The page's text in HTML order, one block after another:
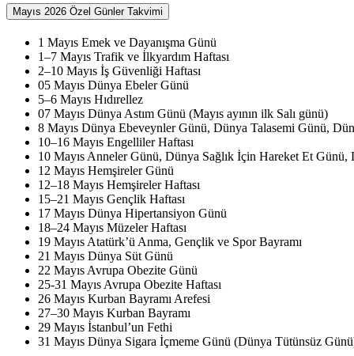
Mayıs 2026 Özel Günler Takvimi
1 Mayıs Emek ve Dayanışma Günü
1–7 Mayıs Trafik ve İlkyardım Haftası
2–10 Mayıs İş Güvenliği Haftası
05 Mayıs Dünya Ebeler Günü
5–6 Mayıs Hıdırellez
07 Mayıs Dünya Astım Günü (Mayıs ayının ilk Salı günü)
8 Mayıs Dünya Ebeveynler Günü, Dünya Talasemi Günü,
10–16 Mayıs Engelliler Haftası
10 Mayıs Anneler Günü, Dünya Sağlık İçin Hareket Et
12 Mayıs Hemşireler Günü
12–18 Mayıs Hemşireler Haftası
15–21 Mayıs Gençlik Haftası
17 Mayıs Dünya Hipertansiyon Günü
18–24 Mayıs Müzeler Haftası
19 Mayıs Atatürk’ü Anma, Gençlik ve Spor Bayramı
21 Mayıs Dünya Süt Günü
22 Mayıs Avrupa Obezite Günü
25-31 Mayıs Avrupa Obezite Haftası
26 Mayıs Kurban Bayramı Arefesi
27–30 Mayıs Kurban Bayramı
29 Mayıs İstanbul’un Fethi
31 Mayıs Dünya Sigara İçmeme Günü (Dünya Tütünsüz